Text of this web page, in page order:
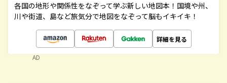
各国の地形や関係性をなぞって学ぶ新しい地図本！国境や州、
川や街道、島など旅気分で地図をなぞって脳もイキイキ！
詳細を見る
AD